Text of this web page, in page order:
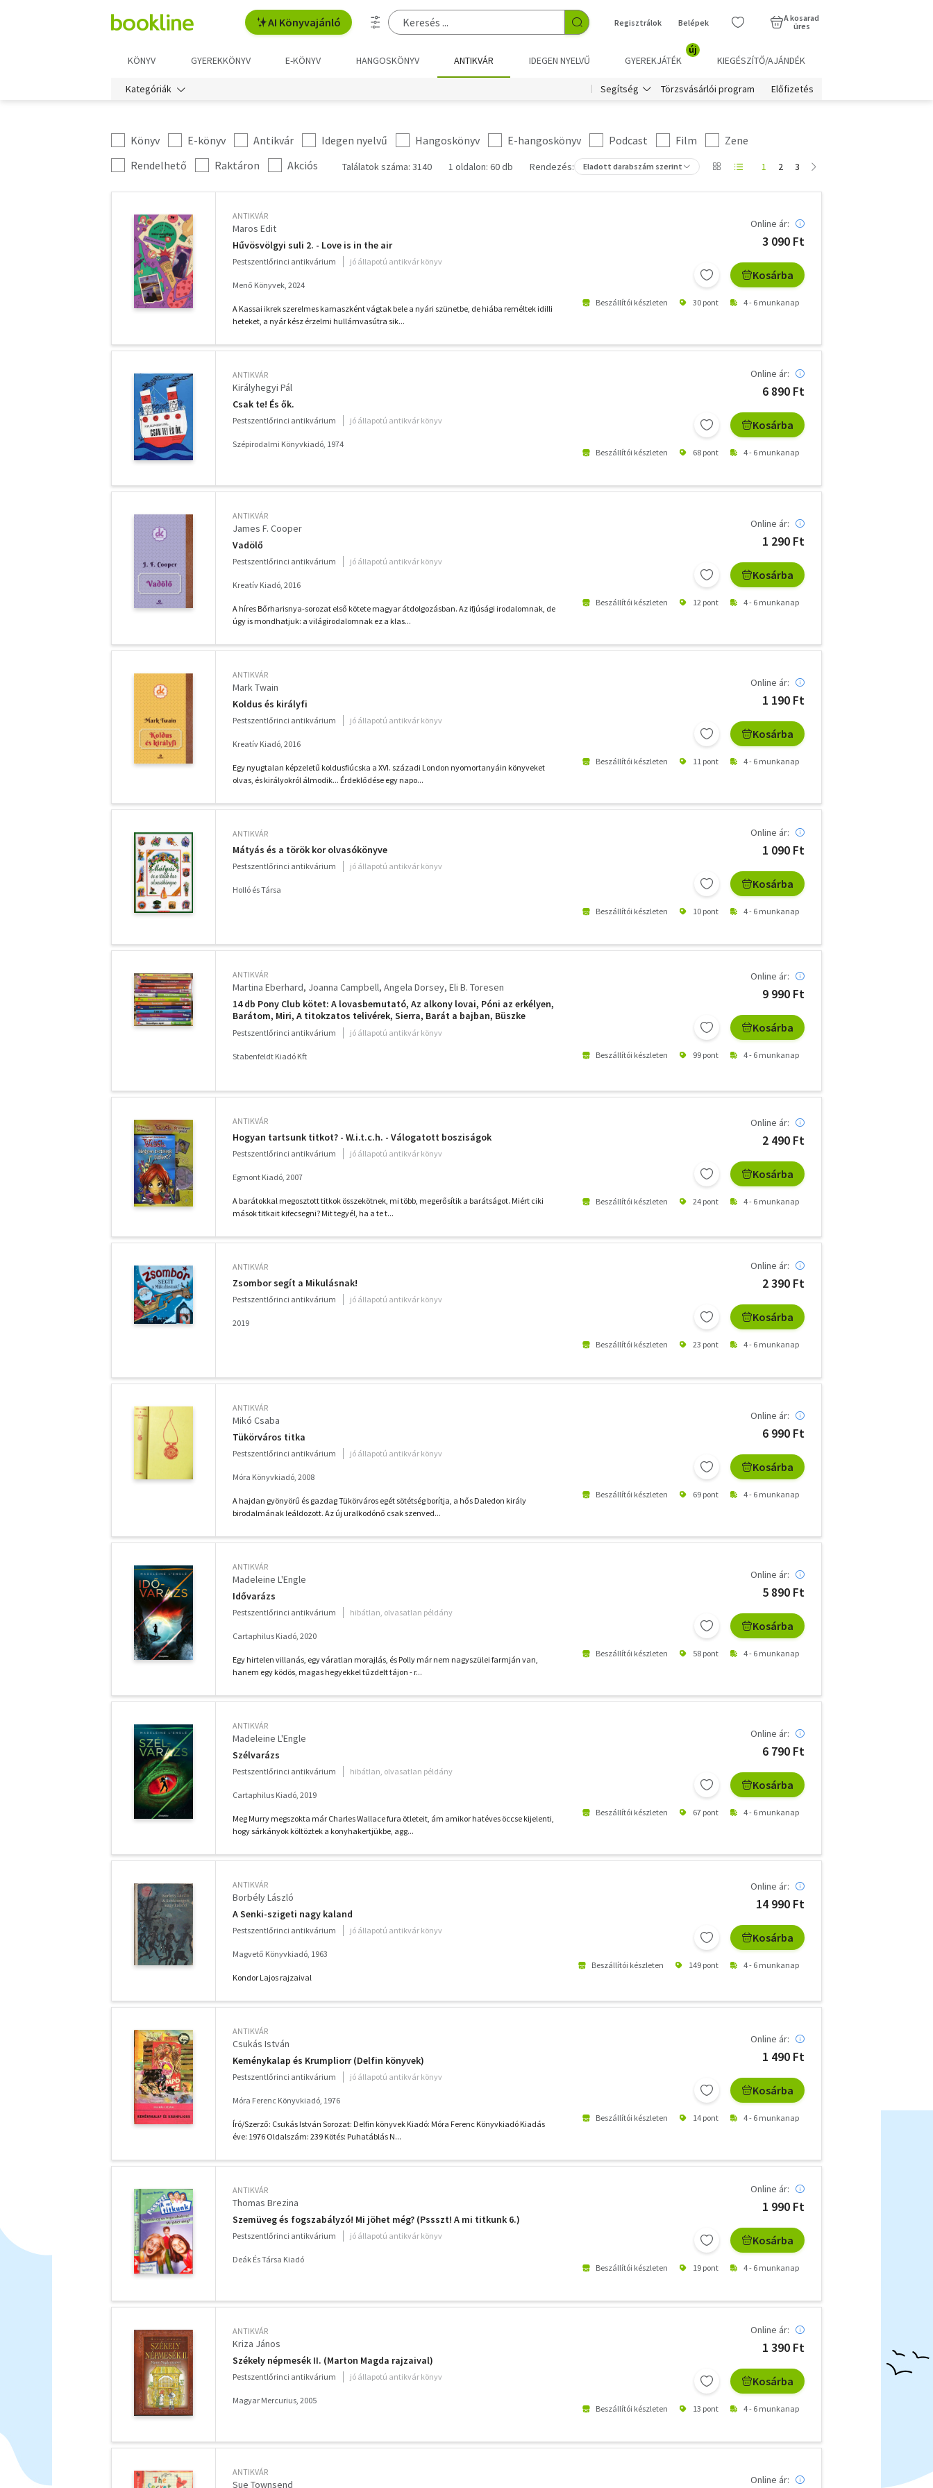
AI Könyvajánló Regisztrálok Belépek
A kosarad
üres
KÖNYV GYEREKKÖNYV E-KÖNYV HANGOSKÖNYV ANTIKVÁR IDEGEN NYELVŰ GYEREKJÁTÉK
új
KIEGÉSZÍTŐ/AJÁNDÉK
Kategóriák Segítség Törzsvásárlói program Előfizetés
Kategória
szűrés
Könyv E-könyv Antikvár Idegen nyelvű Hangoskönyv E-hangoskönyv Podcast Film
Zene
További
szűrők
Rendelhető Raktáron Akciós Találatok száma: 3140 1 oldalon: 60 db Rendezés: Eladott darabszám szerint 1 2 3
ANTIKVÁR
Maros Edit
Hűvösvölgyi suli 2. - Love is in the air
Pestszentlőrinci antikvárium jó állapotú antikvár könyv
Menő Könyvek, 2024
A Kassai ikrek szerelmes kamaszként vágtak bele a nyári szünetbe, de hiába reméltek idilli
heteket, a nyár kész érzelmi hullámvasútra sik...
Online ár:
3 090 Ft
Kosárba
Beszállítói készleten 30 pont 4 - 6 munkanap
ANTIKVÁR
Királyhegyi Pál
Csak te! És ők.
Pestszentlőrinci antikvárium jó állapotú antikvár könyv
Szépirodalmi Könyvkiadó, 1974
Online ár:
6 890 Ft
Kosárba
Beszállítói készleten 68 pont 4 - 6 munkanap
ANTIKVÁR
James F. Cooper
Vadölő
Pestszentlőrinci antikvárium jó állapotú antikvár könyv
Kreatív Kiadó, 2016
A híres Bőrharisnya-sorozat első kötete magyar átdolgozásban. Az ifjúsági irodalomnak, de
úgy is mondhatjuk: a világirodalomnak ez a klas...
Online ár:
1 290 Ft
Kosárba
Beszállítói készleten 12 pont 4 - 6 munkanap
ANTIKVÁR
Mark Twain
Koldus és királyfi
Pestszentlőrinci antikvárium jó állapotú antikvár könyv
Kreatív Kiadó, 2016
Egy nyugtalan képzeletű koldusfiúcska a XVI. századi London nyomortanyáin könyveket
olvas, és királyokról álmodik... Érdeklődése egy napo...
Online ár:
1 190 Ft
Kosárba
Beszállítói készleten 11 pont 4 - 6 munkanap
ANTIKVÁR
Mátyás és a török kor olvasókönyve
Pestszentlőrinci antikvárium jó állapotú antikvár könyv
Holló és Társa
Online ár:
1 090 Ft
Kosárba
Beszállítói készleten 10 pont 4 - 6 munkanap
ANTIKVÁR
Martina Eberhard Joanna Campbell Angela Dorsey Eli B. Toresen
14 db Pony Club kötet: A lovasbemutató, Az alkony lovai, Póni az erkélyen,
Barátom, Miri, A titokzatos telivérek, Sierra, Barát a bajban, Büszke
küzdelme, Tornádó, Samantha büszkesége, A kék kör, Ashleigh álma,
Csalóka álmok, Veszélyes nyár - saját képpel
Pestszentlőrinci antikvárium jó állapotú antikvár könyv
Stabenfeldt Kiadó Kft
Online ár:
9 990 Ft
Kosárba
Beszállítói készleten 99 pont 4 - 6 munkanap
ANTIKVÁR
Hogyan tartsunk titkot? - W.i.t.c.h. - Válogatott bosziságok
Pestszentlőrinci antikvárium jó állapotú antikvár könyv
Egmont Kiadó, 2007
A barátokkal megosztott titkok összekötnek, mi több, megerősítik a barátságot. Miért ciki
mások titkait kifecsegni? Mit tegyél, ha a te t...
Online ár:
2 490 Ft
Kosárba
Beszállítói készleten 24 pont 4 - 6 munkanap
ANTIKVÁR
Zsombor segít a Mikulásnak!
Pestszentlőrinci antikvárium jó állapotú antikvár könyv
2019
Online ár:
2 390 Ft
Kosárba
Beszállítói készleten 23 pont 4 - 6 munkanap
ANTIKVÁR
Mikó Csaba
Tükörváros titka
Pestszentlőrinci antikvárium jó állapotú antikvár könyv
Móra Könyvkiadó, 2008
A hajdan gyönyörű és gazdag Tükörváros egét sötétség borítja, a hős Daledon király
birodalmának leáldozott. Az új uralkodónő csak szenved...
Online ár:
6 990 Ft
Kosárba
Beszállítói készleten 69 pont 4 - 6 munkanap
ANTIKVÁR
Madeleine L'Engle
Idővarázs
Pestszentlőrinci antikvárium hibátlan, olvasatlan példány
Cartaphilus Kiadó, 2020
Egy hirtelen villanás, egy váratlan morajlás, és Polly már nem nagyszülei farmján van,
hanem egy ködös, magas hegyekkel tűzdelt tájon - r...
Online ár:
5 890 Ft
Kosárba
Beszállítói készleten 58 pont 4 - 6 munkanap
ANTIKVÁR
Madeleine L'Engle
Szélvarázs
Pestszentlőrinci antikvárium hibátlan, olvasatlan példány
Cartaphilus Kiadó, 2019
Meg Murry megszokta már Charles Wallace fura ötleteit, ám amikor hatéves öccse kijelenti,
hogy sárkányok költöztek a konyhakertjükbe, agg...
Online ár:
6 790 Ft
Kosárba
Beszállítói készleten 67 pont 4 - 6 munkanap
ANTIKVÁR
Borbély László
A Senki-szigeti nagy kaland
Pestszentlőrinci antikvárium jó állapotú antikvár könyv
Magvető Könyvkiadó, 1963
Kondor Lajos rajzaival
Online ár:
14 990 Ft
Kosárba
Beszállítói készleten 149 pont 4 - 6 munkanap
ANTIKVÁR
Csukás István
Keménykalap és Krumpliorr (Delfin könyvek)
Pestszentlőrinci antikvárium jó állapotú antikvár könyv
Móra Ferenc Könyvkiadó, 1976
Író/Szerző: Csukás István Sorozat: Delfin könyvek Kiadó: Móra Ferenc Könyvkiadó Kiadás
éve: 1976 Oldalszám: 239 Kötés: Puhatáblás N...
Online ár:
1 490 Ft
Kosárba
Beszállítói készleten 14 pont 4 - 6 munkanap
ANTIKVÁR
Thomas Brezina
Szemüveg és fogszabályzó! Mi jöhet még? (Pssszt! A mi titkunk 6.)
Pestszentlőrinci antikvárium jó állapotú antikvár könyv
Deák És Társa Kiadó
Online ár:
1 990 Ft
Kosárba
Beszállítói készleten 19 pont 4 - 6 munkanap
ANTIKVÁR
Kriza János
Székely népmesék II. (Marton Magda rajzaival)
Pestszentlőrinci antikvárium jó állapotú antikvár könyv
Magyar Mercurius, 2005
Online ár:
1 390 Ft
Kosárba
Beszállítói készleten 13 pont 4 - 6 munkanap
ANTIKVÁR
Sue Townsend Online ár: